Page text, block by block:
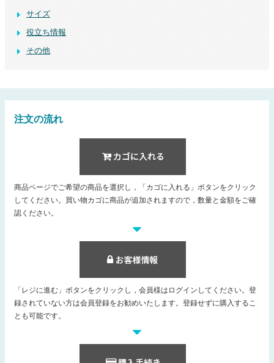
サイズ
役立ち情報
その他
注文の流れ
商品ページでご希望の商品を選択し，「カゴに入れる」ボタンをクリック
してください。買い物カゴに商品が追加されますので，数量と金額をご確
認ください。
「レジに進む」ボタンをクリックし，会員様はログインしてください。登
録されていない方は会員登録をお勧めいたします。登録せずに購入するこ
とも可能です。